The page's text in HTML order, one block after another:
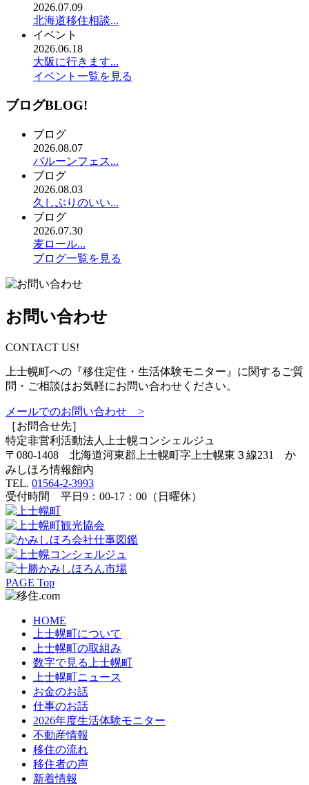
2026.07.09
北海道移住相談...
イベント
2026.06.18
大阪に行きます...
イベント一覧を見る
ブログBLOG!
ブログ
2026.08.07
バルーンフェス...
ブログ
2026.08.03
久しぶりのいい...
ブログ
2026.07.30
麦ロール...
ブログ一覧を見る
お問い合わせ
CONTACT US!
上士幌町への『移住定住・生活体験モニター』に関するご質
問・ご相談はお気軽にお問い合わせください。
メールでのお問い合わせ >
［お問合せ先］
特定非営利活動法人
上士幌コンシェルジュ
〒080-1408 北海道河東郡上士幌町字上士幌東３線231 か
みしほろ情報館内
TEL. 01564-2-3993
受付時間 平日9：00-17：00（日曜休）
PAGE Top
HOME
上士幌町について
上士幌町の取組み
数字で見る上士幌町
上士幌町ニュース
お金のお話
仕事のお話
2026年度生活体験モニター
不動産情報
移住の流れ
移住者の声
新着情報